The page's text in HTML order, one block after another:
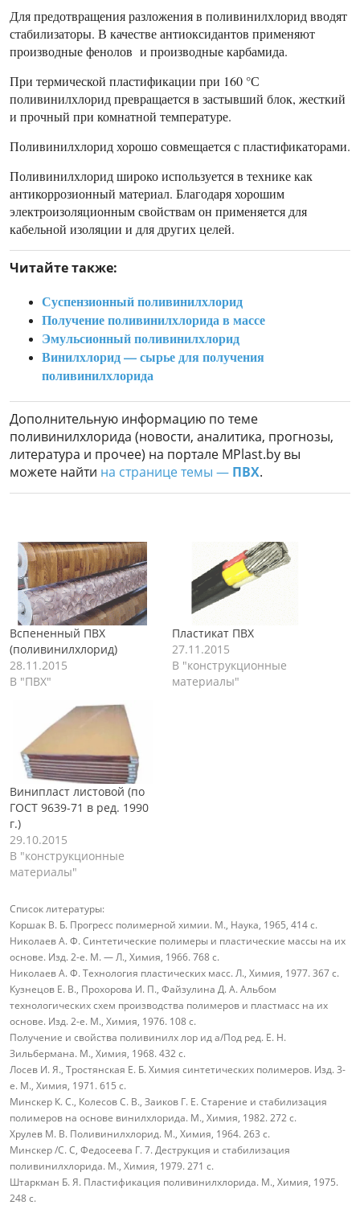
Для предотвращения разложения в поливинилхлорид вводят
стабилизаторы. В качестве антиоксидантов применяют
производные фенолов и производные карбамида.
При термической пластификации при 160 °С
поливинилхлорид превращается в застывший блок, жесткий
и прочный при комнатной температуре.
Поливинилхлорид хорошо совмещается с пластификаторами.
Поливинилхлорид широко используется в технике как
антикоррозионный материал. Благодаря хорошим
электроизоляционным свойствам он применяется для
кабельной изоляции и для других целей.
Читайте также:
Суспензионный поливинилхлорид
Получение поливинилхлорида в массе
Эмульсионный поливинилхлорид
Винилхлорид — сырье для получения
поливинилхлорида
Дополнительную информацию по теме
поливинилхлорида (новости, аналитика, прогнозы,
литература и прочее) на портале MPlast.by вы
можете найти на странице темы — ПВХ.
Вспененный ПВХ
(поливинилхлорид)
28.11.2015
В "ПВХ"
Пластикат ПВХ
27.11.2015
В "конструкционные
материалы"
Винипласт листовой (по
ГОСТ 9639-71 в ред. 1990
г.)
29.10.2015
В "конструкционные
материалы"
Список литературы:
Коршак В. Б. Прогресс полимерной химии. М., Наука, 1965, 414 с.
Николаев А. Ф. Синтетические полимеры и пластические массы на их
основе. Изд. 2-е. М. — Л., Химия, 1966. 768 с.
Николаев А. Ф. Технология пластических масс. Л., Химия, 1977. 367 с.
Кузнецов Е. В., Прохорова И. П., Файзулина Д. А. Альбом
технологических схем производства полимеров и пластмасс на их
основе. Изд. 2-е. М., Химия, 1976. 108 с.
Получение и свойства поливинилх лор ид а/Под ред. Е. Н.
Зильбермана. М., Химия, 1968. 432 с.
Лосев И. Я., Тростянская Е. Б. Химия синтетических полимеров. Изд. 3-
е. М., Химия, 1971. 615 с.
Минскер К. С., Колесов С. В., Заиков Г. Е. Старение и стабилизация
полимеров на основе винилхлорида. М., Химия, 1982. 272 с.
Хрулев М. В. Поливинилхлорид. М., Химия, 1964. 263 с.
Минскер /С. С, Федосеева Г. 7. Деструкция и стабилизация
поливинилхлорида. М., Химия, 1979. 271 с.
Штаркман Б. Я. Пластификация поливинилхлорида. М., Химия, 1975.
248 с.